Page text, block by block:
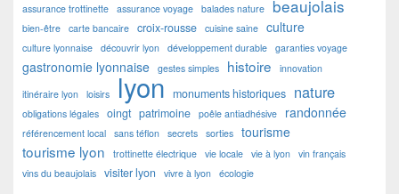
assurance trottinette assurance voyage balades nature beaujolais
bien-être carte bancaire croix-rousse cuisine saine culture
culture lyonnaise découvrir lyon développement durable garanties voyage
gastronomie lyonnaise gestes simples histoire
innovation
itinéraire lyon loisirs lyon monuments historiques nature
obligations légales oingt patrimoine poêle antiadhésive randonnée
référencement local sans téflon secrets sorties tourisme
tourisme lyon trottinette électrique vie locale vie à lyon vin français
vins du beaujolais visiter lyon vivre à lyon écologie